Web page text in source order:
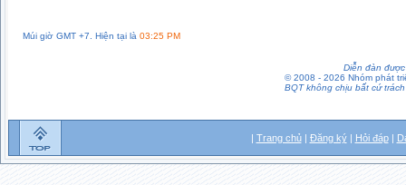
Múi giờ GMT +7. Hiện tại là 03:25 PM
Diễn đàn
© 2008 - 2026 Nhóm phát
BQT không chịu bất cứ
| Trang chủ| Đăng ký| Hỏi đáp|